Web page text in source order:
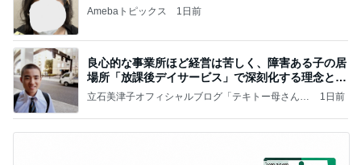
Amebaトピックス 1日前
良心的な事業所ほど経営は苦しく、障害ある子の居
場所「放課後デイサービス」で深刻化する理念と現
実の
立石美津子オフィシャルブログ「テキトー母さんの
1日前